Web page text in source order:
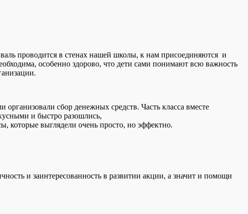
проводится в стенах нашей школы, к нам присоединяются и
особенно здорово, что дети сами понимают всю важность
сбор денежных средств. Часть класса вместе
и быстро разошлись,
которые выглядели очень просто, но эффектно.
и заинтересованность в развитии акции, а значит и помощи